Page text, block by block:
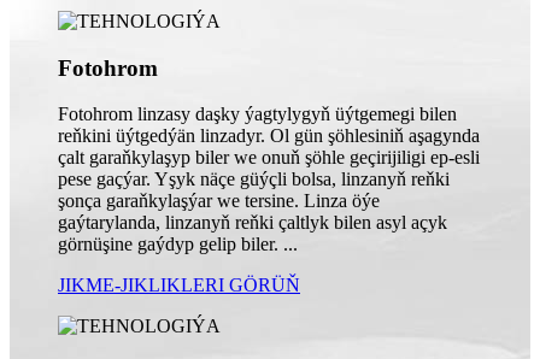
Fotohrom
Fotohrom linzasy daşky ýagtylygyň üýtgemegi bilen
reňkini üýtgedýän linzadyr. Ol gün şöhlesiniň aşagynda
çalt garaňkylaşyp biler we onuň şöhle geçirijiligi ep-esli
pese gaçýar. Yşyk näçe güýçli bolsa, linzanyň reňki
şonça garaňkylaşýar we tersine. Linza öýe
gaýtarylanda, linzanyň reňki çaltlyk bilen asyl açyk
görnüşine gaýdyp gelip biler. ...
JIKME-JIKLIKLERI GÖRÜŇ